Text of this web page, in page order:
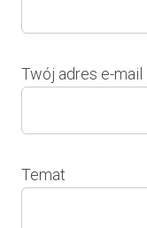
Twój adres e-mail
Temat